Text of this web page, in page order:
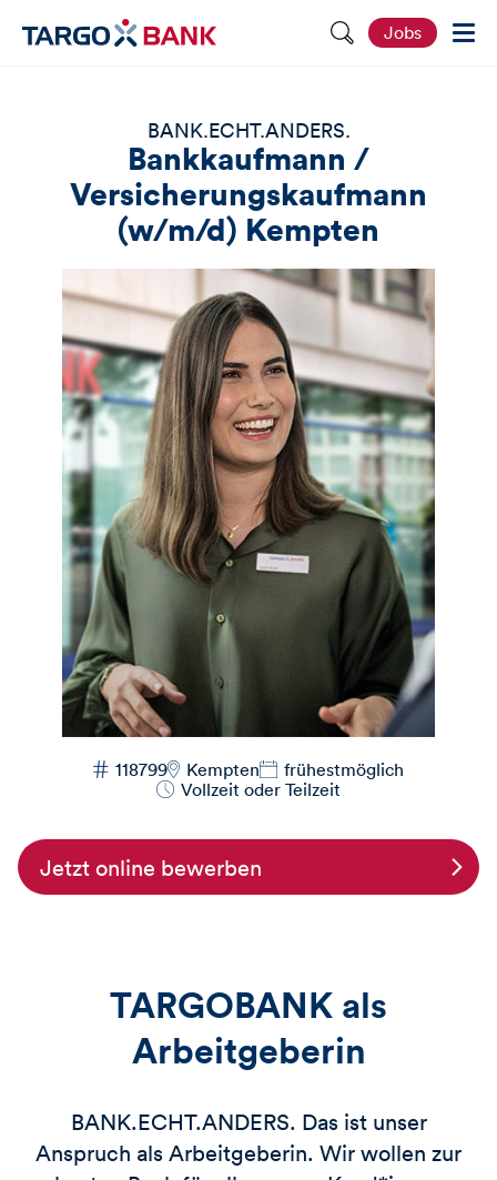
S
e
u
r
c
h
s
u
c
n
Jobs
BANK.ECHT.ANDERS.
Bankkaufmann /
Versicherungskaufmann
(w/m/d) Kempten
118799 Kempten
frühestmöglich
Vollzeit oder Teilzeit
Jetzt online bewerben
TARGOBANK als
Arbeitgeberin
BANK.ECHT.ANDERS. Das ist unser
Anspruch als Arbeitgeberin. Wir wollen zur